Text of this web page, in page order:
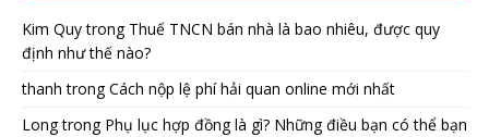
Kim Quytrong Thuế TNCN bán nhà là bao nhiêu, được quy
định như thế nào?
thanh trongCách nộp lệ phí hải quan online mới nhất
Longtrong Phụ lục hợp đồng là gì? Những điều bạn có thể bạn